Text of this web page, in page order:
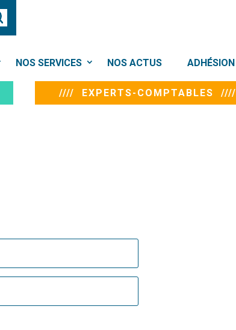
NOS SERVICES NOS ACTUS ADHÉSION
//// EXPERTS-COMPTABLES ////